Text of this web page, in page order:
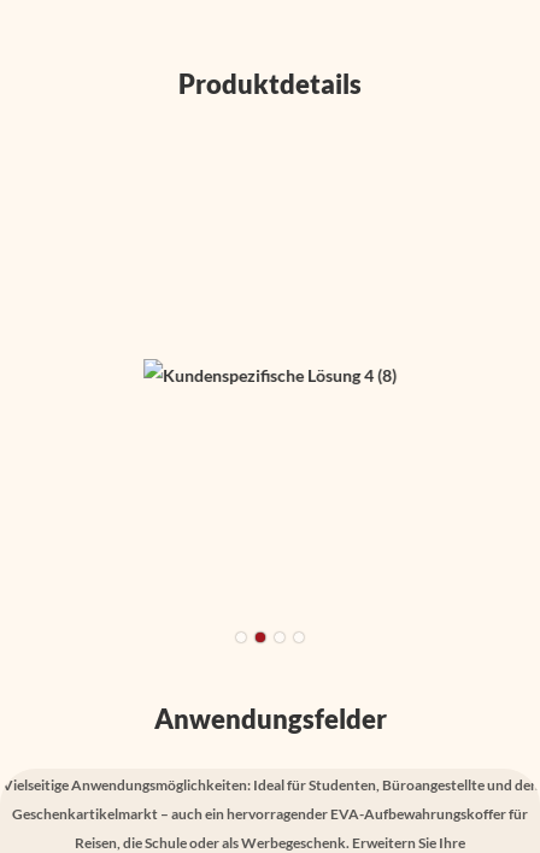
Produktdetails
Anwendungsfelder
Vielseitige Anwendungsmöglichkeiten: Ideal für Studenten, Büroangestellte und den
Geschenkartikelmarkt – auch ein hervorragender EVA-Aufbewahrungskoffer für
Reisen, die Schule oder als Werbegeschenk. Erweitern Sie Ihre